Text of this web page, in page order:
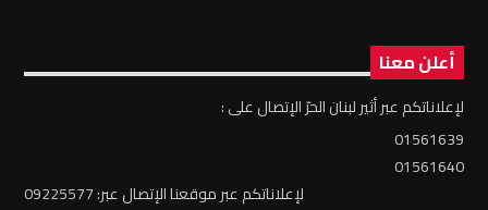
أعلن معنا
لإعلاناتكم عبر أثير لبنان الحرّ الإتصال على :
01561639
01561640
لإعلاناتكم عبر موقعنا الإتصال عبر: 09225577